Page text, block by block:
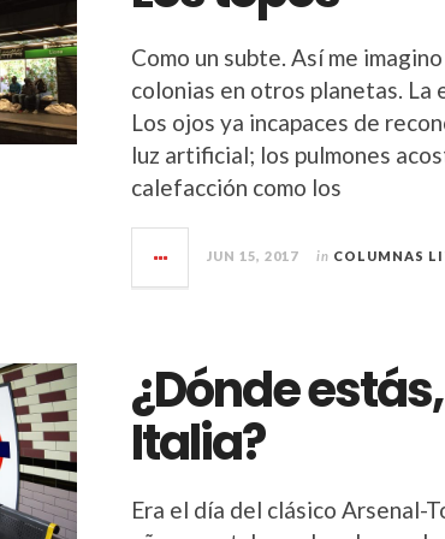
Como un subte. Así me
colonias en otros planetas. La
Los ojos ya incapaces de
luz artificial; los pulmones
calefacción como los
JUN 15, 2017 in COLUMNAS
¿Dónde
Italia?
Era el día del clásico Arsenal-